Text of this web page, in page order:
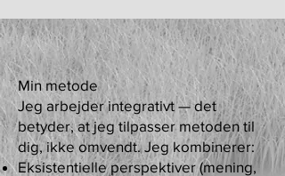
Min metode
Jeg arbejder integrativt — det
betyder, at jeg tilpasser metoden til
dig, ikke omvendt. Jeg kombinerer:
Eksistentielle perspektiver (mening,